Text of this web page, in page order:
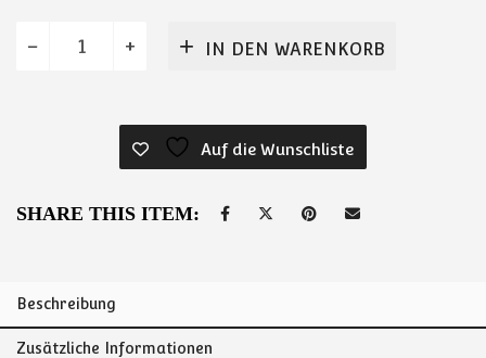
Mini
IN DEN WARENKORB
Auf die Wunschliste
SHARE THIS ITEM:
Beschreibung
Zusätzliche Informationen